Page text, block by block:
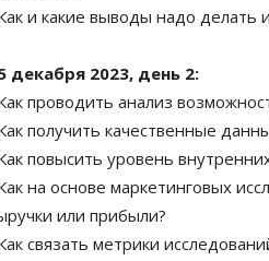
и какие выводы надо делать
декабря 2023, день 2:
проводить анализ
получить качественные
повысить уровень
на основе маркетинговых
или прибыли?
связать метрики